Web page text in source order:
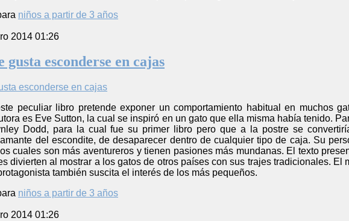
niños a partir de 3 años
2014 01:26
gusta esconderse en cajas
peculiar libro pretende exponer un comportamiento habitual en muchos
es Eve Sutton, la cual se inspiró en un gato que ella misma había tenido.
Dodd, para la cual fue su primer libro pero que a la postre se
del escondite, de desaparecer dentro de cualquier tipo de caja. Su
cuales son más aventureros y tienen pasiones más mundanas. El texto
divierten al mostrar a los gatos de otros países con sus trajes tradicionales. El
también suscita el interés de los más pequeños.
niños a partir de 3 años
2014 01:26